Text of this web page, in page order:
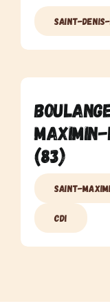
Saint-
(83)
Saint-
CDI